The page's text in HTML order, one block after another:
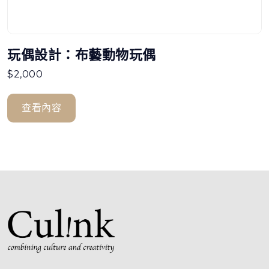
玩偶設計：布藝動物玩偶
$2,000
查看內容